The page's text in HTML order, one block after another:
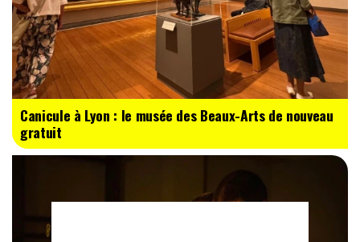
Canicule à Lyon : le musée des Beaux-Arts de nouveau
gratuit